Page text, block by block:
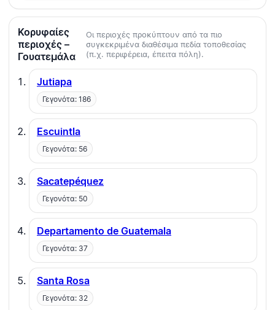
Κορυφαίες
περιοχές –
Γουατεμάλα
Οι περιοχές προκύπτουν από τα πιο
συγκεκριμένα διαθέσιμα πεδία τοποθεσίας
(π.χ. περιφέρεια, έπειτα πόλη).
Jutiapa
Γεγονότα: 186
Escuintla
Γεγονότα: 56
Sacatepéquez
Γεγονότα: 50
Departamento de Guatemala
Γεγονότα: 37
Santa Rosa
Γεγονότα: 32